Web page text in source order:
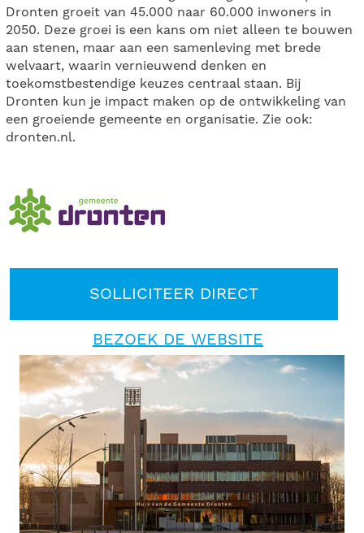
Dronten groeit van 45.000 naar 60.000 inwoners in
2050. Deze groei is een kans om niet alleen te bouwen
aan stenen, maar aan een samenleving met brede
welvaart, waarin vernieuwend denken en
toekomstbestendige keuzes centraal staan. Bij
Dronten kun je impact maken op de ontwikkeling van
een groeiende gemeente en organisatie. Zie ook:
dronten.nl.
SOLLICITEER DIRECT
BEZOEK DE WEBSITE